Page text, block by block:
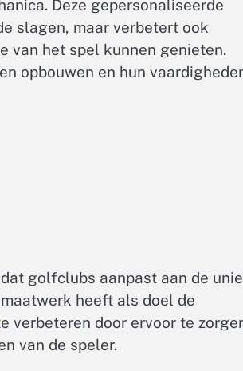
Deze gepersonaliseerde
slagen, maar verbetert ook
van het spel kunnen genieten.
opbouwen en hun
golfclubs aanpast aan de
heeft als doel de
verbeteren door ervoor te
van de speler.